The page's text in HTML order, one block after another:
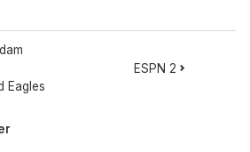
Eagles
ESPN 2